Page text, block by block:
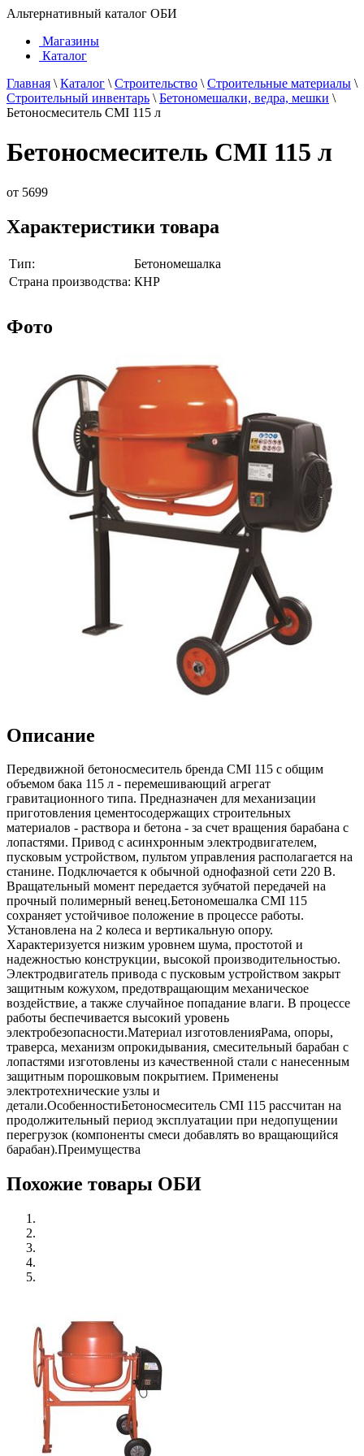
Альтернативный каталог ОБИ
Магазины
Каталог
Главная \ Каталог \ Строительство \ Строительные материалы \
Строительный инвентарь \ Бетономешалки, ведра, мешки \
Бетоносмеситель CMI 115 л
Бетоносмеситель CMI 115 л
от 5699
Характеристики товара
Тип:
Бетономешалка
Страна производства: КНР
Фото
Описание
Передвижной бетоносмеситель бренда CMI 115 с общим
объемом бака 115 л - перемешивающий агрегат
гравитационного типа. Предназначен для механизации
приготовления цементосодержащих строительных
материалов - раствора и бетона - за счет вращения барабана с
лопастями. Привод с асинхронным электродвигателем,
пусковым устройством, пультом управления располагается на
станине. Подключается к обычной однофазной сети 220 В.
Вращательный момент передается зубчатой передачей на
прочный полимерный венец.Бетономешалка CMI 115
сохраняет устойчивое положение в процессе работы.
Установлена на 2 колеса и вертикальную опору.
Характеризуется низким уровнем шума, простотой и
надежностью конструкции, высокой производительностью.
Электродвигатель привода с пусковым устройством закрыт
защитным кожухом, предотвращающим механическое
воздействие, а также случайное попадание влаги. В процессе
работы беспечивается высокий уровень
электробезопасности.Материал изготовленияРама, опоры,
траверса, механизм опрокидывания, смесительный барабан с
лопастями изготовлены из качественной стали с нанесенным
защитным порошковым покрытием. Применены
электротехнические узлы и
детали.ОсобенностиБетоносмеситель CMI 115 рассчитан на
продолжительный период эксплуатации при недопущении
перегрузок (компоненты смеси добавлять во вращающийся
барабан).Преимущества
Похожие товары ОБИ